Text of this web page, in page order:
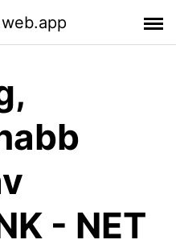
- NET